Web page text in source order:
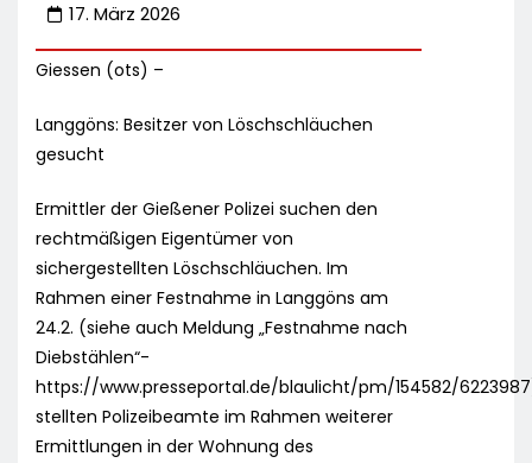
17. März 2026
Giessen (ots) –
Langgöns: Besitzer von Löschschläuchen
gesucht
Ermittler der Gießener Polizei suchen den
rechtmäßigen Eigentümer von
sichergestellten Löschschläuchen. Im
Rahmen einer Festnahme in Langgöns am
24.2. (siehe auch Meldung „Festnahme nach
Diebstählen“-
https://www.presseportal.de/blaulicht/pm/154582/
stellten Polizeibeamte im Rahmen weiterer
Ermittlungen in der Wohnung des